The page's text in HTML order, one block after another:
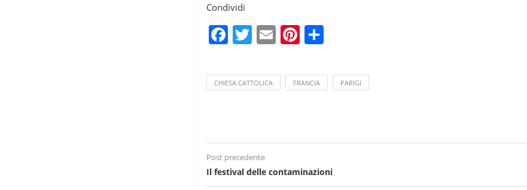
Condividi
Facebook
Twitter
EmailPinterest
CHIESA CATTOLICA FRANCIA PARIGI
Post precedente
Il festival delle contaminazioni